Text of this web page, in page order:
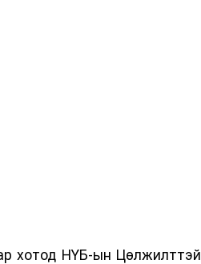
хотод НҮБ-ын Цөлжилттэй